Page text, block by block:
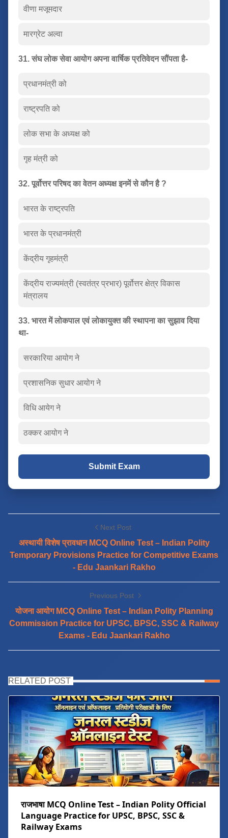
वीणा मजूमदार
मारग्रेट अल्वा
31. संघ लोक सेवा आयोग अपना वार्षिक प्रतिवेदन सौंपता है-
प्रधानमंत्री को
राष्ट्रपति को
लोक सभा के अध्यक्ष को
गृह मंत्री को
32. पूर्वोत्तर परिषद का वेतन अध्यक्ष इनमें से कौन है ?
भारत के राष्ट्रपति
भारत के प्रधानमंत्री
केंद्रीय गृहमंत्री
केंद्रीय राज्यमंत्री (स्वतंत्र प्रभार) पूर्वोत्तर क्षेत्र विकास
मंत्रालय
33. भारत में लोकपाल एवं लोकायुक्त की स्थापना का सुझाव दिया
था-
सरकारिया आयोग ने
प्रशासनिक सुधार आयोग ने
विधि आयेग ने
ठक्कर आयोग ने
Submit Exam
Next Post
अस्थायी विशेष प्रावधान MCQ Online Test – Indian Polity
Temporary Provisions Practice for Competitive Exams
- Edu Jaankari Rakho
Previous Post
योजना आयोग MCQ Online Test – Indian Polity Planning
Commission Practice for UPSC, BPSC, SSC & Railway
Exams - Edu Jaankari Rakho
RELATED POST
राजभाषा MCQ Online Test – Indian Polity Official
Language Practice for UPSC, BPSC, SSC &
Railway Exams